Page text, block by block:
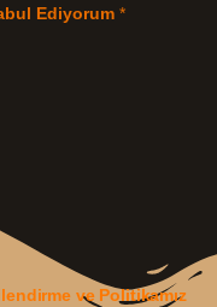
Ediyorum *
ve Politikamız